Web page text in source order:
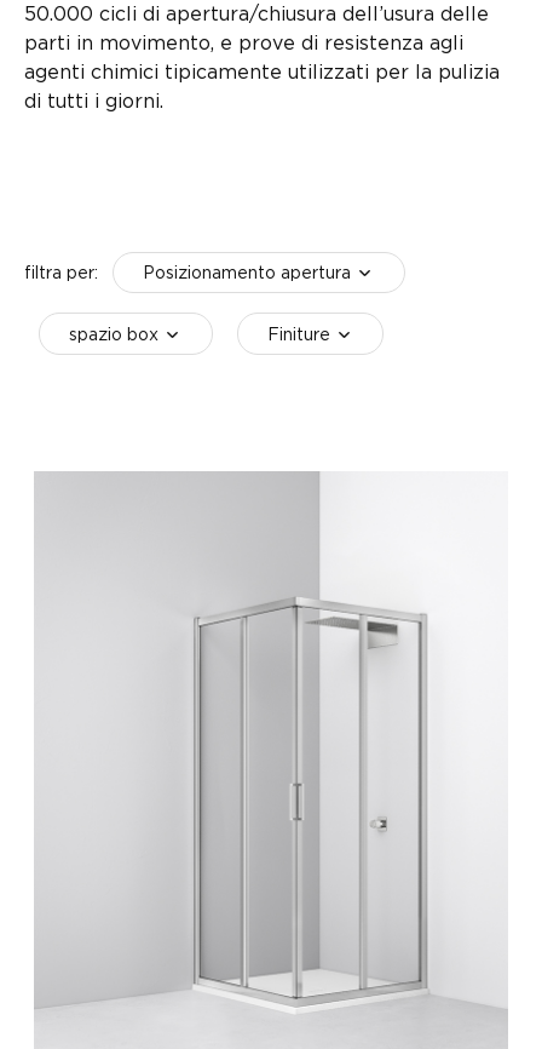
50.000 cicli di apertura/chiusura dell’usura delle
parti in movimento, e prove di resistenza agli
agenti chimici tipicamente utilizzati per la pulizia
di tutti i giorni.
filtra per: Posizionamento apertura
spazio box Finiture